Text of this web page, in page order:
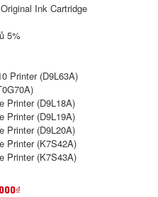
Ink Cartridge
5%
Printer (D9L63A)
Printer (D9L18A)
Printer (D9L19A)
Printer (D9L20A)
Printer (K7S42A)
Printer (K7S43A)